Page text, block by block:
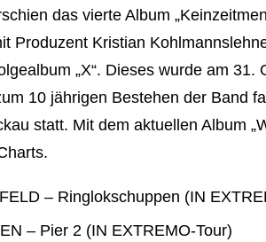
das vierte Album
Produzent Kristian
„X“. Dieses wurde am
10 jährigen Bestehen der Band
statt. Mit dem aktuellen Album
– Ringlokschuppen (IN
– Pier 2 (IN EXTREMO-Tour)